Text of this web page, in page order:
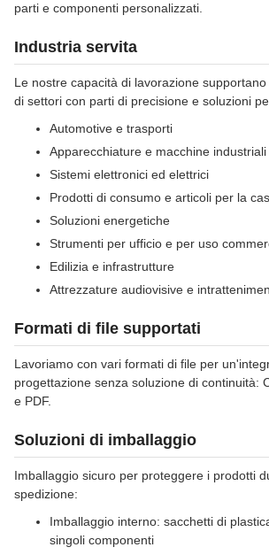
parti e componenti personalizzati.
Industria servita
Le nostre capacità di lavorazione
di settori con parti di precisione e soluzioni
Automotive e trasporti
Apparecchiature e macchine industriali
Sistemi elettronici ed elettrici
Prodotti di consumo e articoli per la
Soluzioni energetiche
Strumenti per ufficio e per uso
Edilizia e infrastrutture
Attrezzature audiovisive e
Formati di file supportati
Lavoriamo con vari formati di file per
progettazione senza soluzione di continuità:
e PDF.
Soluzioni di imballaggio
Imballaggio sicuro per proteggere i prodotti
spedizione:
Imballaggio interno: sacchetti di
singoli componenti